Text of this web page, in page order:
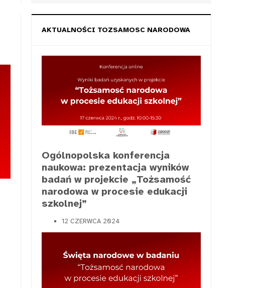
AKTUALNOŚCI TOZSAMOSC NARODOWA
Ogólnopolska konferencja
naukowa: prezentacja wyników
badań w projekcie „Tożsamość
narodowa w procesie edukacji
szkolnej”
12 CZERWCA 2024